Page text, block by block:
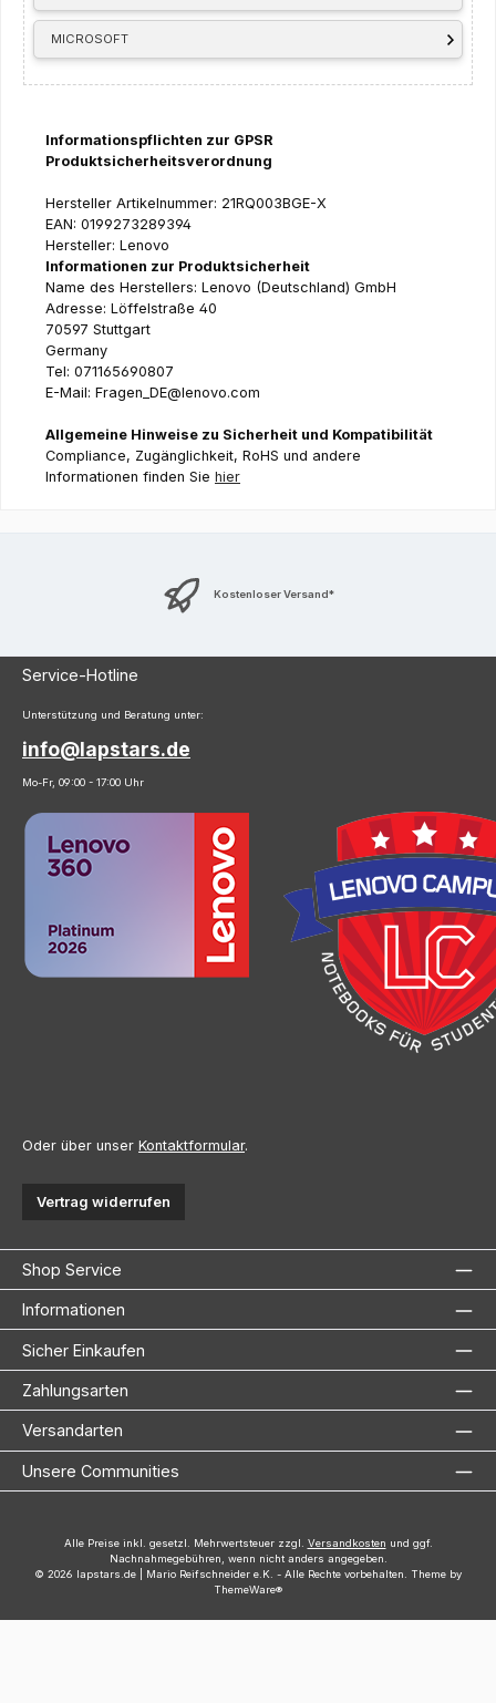
MICROSOFT
Informationspflichten zur GPSR
Produktsicherheitsverordnung
Hersteller Artikelnummer: 21RQ003BGE-X
EAN: 0199273289394
Hersteller: Lenovo
Informationen zur Produktsicherheit
Name des Herstellers: Lenovo (Deutschland) GmbH
Adresse: Löffelstraße 40
70597 Stuttgart
Germany
Tel: 071165690807
E-Mail: Fragen_DE@lenovo.com
Allgemeine Hinweise zu Sicherheit und Kompatibilität
Compliance, Zugänglichkeit, RoHS und andere
Informationen finden Sie hier
Kostenloser Versand*
Service-Hotline
Unterstützung und Beratung unter:
info@lapstars.de
Mo-Fr, 09:00 - 17:00 Uhr
Oder über unser Kontaktformular.
Vertrag widerrufen
Shop Service
Informationen
Sicher Einkaufen
Zahlungsarten
Versandarten
Unsere Communities
Alle Preise inkl. gesetzl. Mehrwertsteuer zzgl. Versandkosten und ggf.
Nachnahmegebühren, wenn nicht anders angegeben.
© 2026 lapstars.de | Mario Reifschneider e.K. - Alle Rechte vorbehalten. Theme by
ThemeWare®